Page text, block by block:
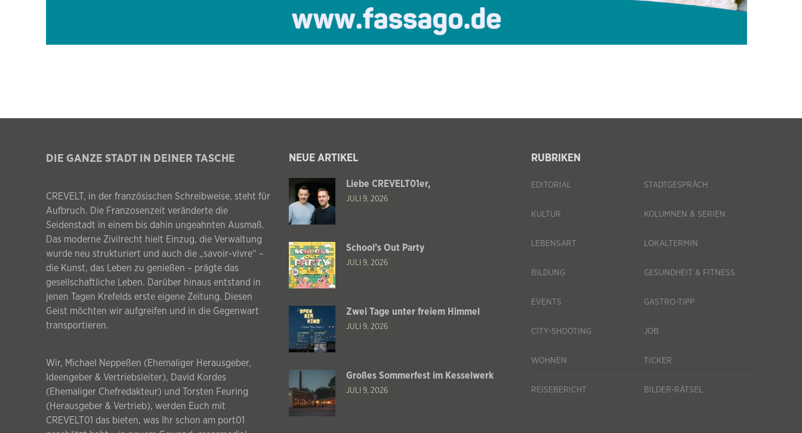
DIE GANZE STADT IN DEINER TASCHE
CREVELT, in der französischen Schreibweise, steht für
Aufbruch. Die Franzosenzeit veränderte die
Seidenstadt in einem bis dahin ungeahnten Ausmaß.
Das moderne Zivilrecht hielt Einzug, die Verwaltung
wurde neu strukturiert und auch die „savoir-vivre“ –
die Kunst, das Leben zu genießen – prägte das
gesellschaftliche Leben. Darüber hinaus entstand in
jenen Tagen Krefelds erste eigene Zeitung. Diesen
Geist möchten wir aufgreifen und in die Gegenwart
transportieren.
Wir, Michael Neppeßen (Ehemaliger Herausgeber,
Ideengeber & Vertriebsleiter), David Kordes
(Ehemaliger Chefredakteur) und Torsten Feuring
(Herausgeber & Vertrieb), werden Euch mit
CREVELT01 das bieten, was Ihr schon am port01
NEUE ARTIKEL
Liebe CREVELT01er,
JULI 9, 2026
School’s Out Party
JULI 9, 2026
Zwei Tage unter freiem Himmel
JULI 9, 2026
Großes Sommerfest im Kesselwerk
JULI 9, 2026
RUBRIKEN
EDITORIAL STADTGESPRÄCH
KULTUR KOLUMNEN & SERIEN
LEBENSART LOKALTERMIN
BILDUNG GESUNDHEIT & FITNESS
EVENTS GASTRO-TIPP
CITY-SHOOTING JOB
WOHNEN TICKER
REISEBERICHT BILDER-RÄTSEL